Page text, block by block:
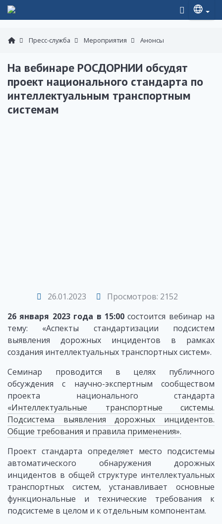
Пресс-служба Мероприятия Анонсы
На вебинаре РОСДОРНИИ обсудят
проект национального стандарта по
интеллектуальным транспортным
системам
26.01.2023
Просмотров: 2152
26 января 2023 года в 15:00состоится вебинар на
тему: «Аспекты стандартизации подсистем
выявления дорожных инцидентов в рамках
создания интеллектуальных транспортных систем».
Семинар проводится в целях публичного
обсуждения с научно-экспертным сообществом
проекта национального стандарта
«Интеллектуальные транспортные системы.
Подсистема выявления дорожных инцидентов.
Общие требования и правила применения».
Проект стандарта определяет место подсистемы
автоматического обнаружения дорожных
инцидентов в общей структуре интеллектуальных
транспортных систем, устанавливает основные
функциональные и технические требования к
подсистеме в целом и к отдельным компонентам.